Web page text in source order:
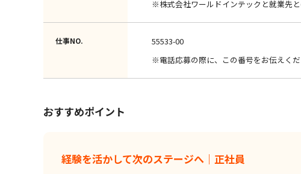
※株式会社ワールドインテックと就業先
仕事NO.
55533-00
※電話応募の際に、この番号をお伝えくだ
おすすめポイント
経験を活かして次のステージへ｜正社員